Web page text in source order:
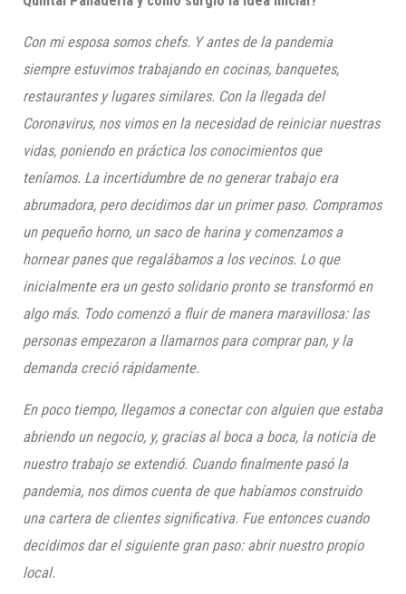
Con mi esposa somos chefs. Y antes de la pandemia
siempre estuvimos trabajando en cocinas, banquetes,
restaurantes y lugares similares. Con la llegada del
Coronavirus, nos vimos en la necesidad de reiniciar nuestras
vidas, poniendo en práctica los conocimientos que
teníamos. La incertidumbre de no generar trabajo era
abrumadora, pero decidimos dar un primer paso. Compramos
un pequeño horno, un saco de harina y comenzamos a
hornear panes que regalábamos a los vecinos. Lo que
inicialmente era un gesto solidario pronto se transformó en
algo más. Todo comenzó a fluir de manera maravillosa: las
personas empezaron a llamarnos para comprar pan, y la
demanda creció rápidamente.
En poco tiempo, llegamos a conectar con alguien que estaba
abriendo un negocio, y, gracias al boca a boca, la noticia de
nuestro trabajo se extendió. Cuando finalmente pasó la
pandemia, nos dimos cuenta de que habíamos construido
una cartera de clientes significativa. Fue entonces cuando
decidimos dar el siguiente gran paso: abrir nuestro propio
local.